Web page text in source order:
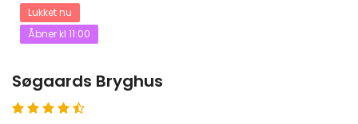
Lukket nu
Åbner kl 11:00
Søgaards Bryghus